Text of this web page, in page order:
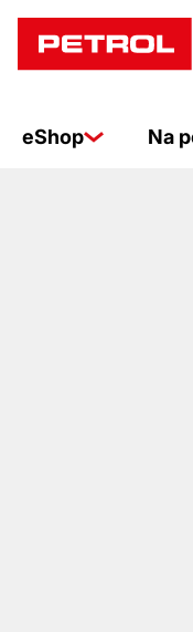
eShop Na